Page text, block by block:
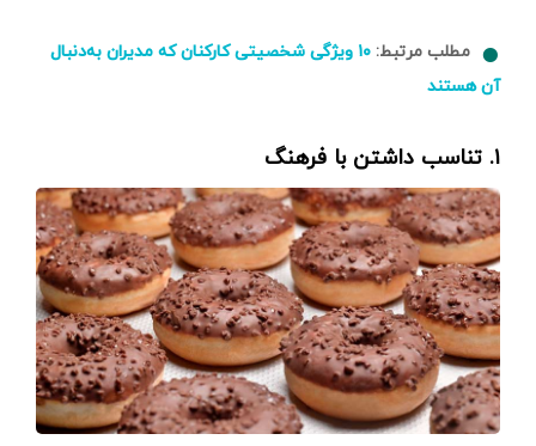
مطلب مرتبط:
۱۰ ویژگی شخصیتی کارکنان که مدیران به‌دنبال
آن هستند
۱. تناسب داشتن با فرهنگ